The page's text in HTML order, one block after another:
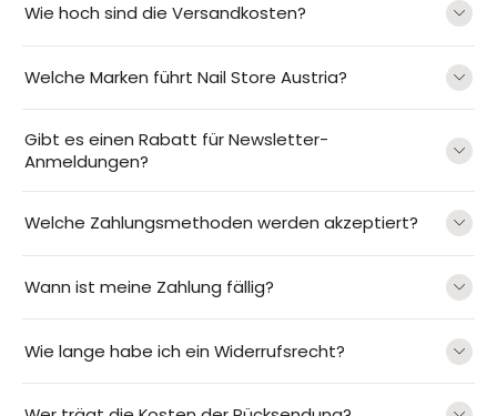
Wie hoch sind die Versandkosten?
Welche Marken führt Nail Store Austria?
Gibt es einen Rabatt für Newsletter-
Anmeldungen?
Welche Zahlungsmethoden werden akzeptiert?
Wann ist meine Zahlung fällig?
Wie lange habe ich ein Widerrufsrecht?